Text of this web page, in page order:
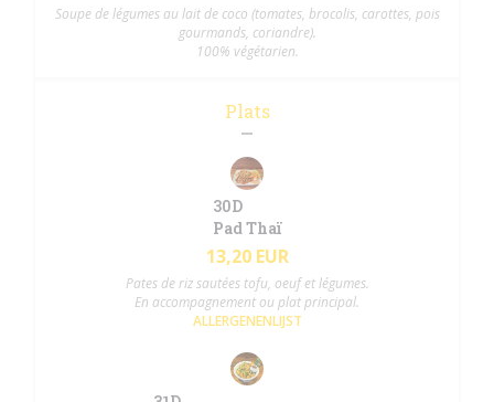
Soupe de légumes au lait de coco (tomates, brocolis, carottes, pois
gourmands, coriandre).
100% végétarien.
Plats
30D
Pad Thaï
13,20 EUR
Pates de riz sautées tofu, oeuf et légumes.
En accompagnement ou plat principal.
ALLERGENENLIJST